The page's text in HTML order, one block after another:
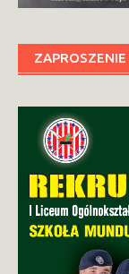
ZAPROSZENIE